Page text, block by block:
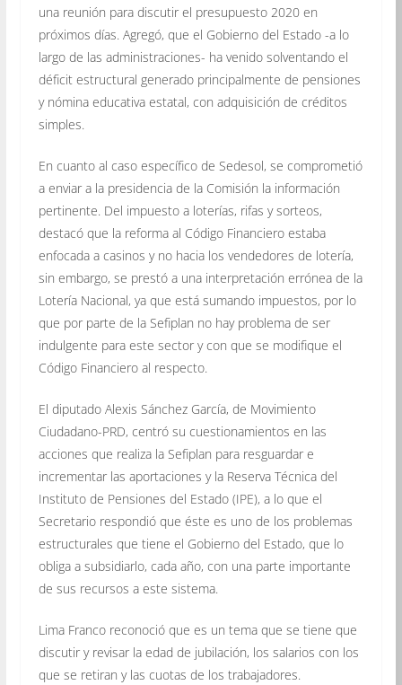
una reunión para discutir el presupuesto 2020 en
próximos días. Agregó, que el Gobierno del Estado -a lo
largo de las administraciones- ha venido solventando el
déficit estructural generado principalmente de pensiones
y nómina educativa estatal, con adquisición de créditos
simples.
En cuanto al caso específico de Sedesol, se comprometió
a enviar a la presidencia de la Comisión la información
pertinente. Del impuesto a loterías, rifas y sorteos,
destacó que la reforma al Código Financiero estaba
enfocada a casinos y no hacia los vendedores de lotería,
sin embargo, se prestó a una interpretación errónea de la
Lotería Nacional, ya que está sumando impuestos, por lo
que por parte de la Sefiplan no hay problema de ser
indulgente para este sector y con que se modifique el
Código Financiero al respecto.
El diputado Alexis Sánchez García, de Movimiento
Ciudadano-PRD, centró su cuestionamientos en las
acciones que realiza la Sefiplan para resguardar e
incrementar las aportaciones y la Reserva Técnica del
Instituto de Pensiones del Estado (IPE), a lo que el
Secretario respondió que éste es uno de los problemas
estructurales que tiene el Gobierno del Estado, que lo
obliga a subsidiarlo, cada año, con una parte importante
de sus recursos a este sistema.
Lima Franco reconoció que es un tema que se tiene que
discutir y revisar la edad de jubilación, los salarios con los
que se retiran y las cuotas de los trabajadores.